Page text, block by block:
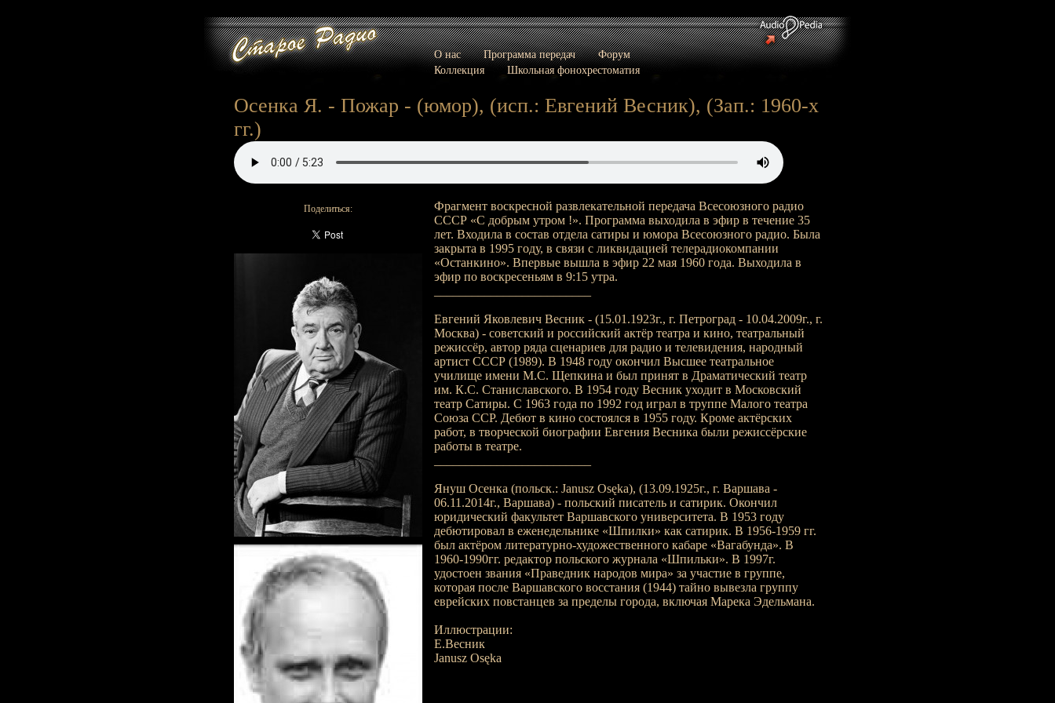
О нас Программа передач
Форум
Коллекция
Школьная фонохрестоматия
Осенка Я. - Пожар - (юмор), (исп.: Евгений Весник), (Зап.: 1960-х
гг.)
Поделиться:
Фрагмент воскресной развлекательной передача Всесоюзного радио
СССР «С добрым утром !». Программа выходила в эфир в течение 35
лет. Входила в состав отдела сатиры и юмора Всесоюзного радио. Была
закрыта в 1995 году, в связи с ликвидацией телерадиокомпании
«Останкино». Впервые вышла в эфир 22 мая 1960 года. Выходила в
эфир по воскресеньям в 9:15 утра.
Евгений Яковлевич Весник - (15.01.1923г., г. Петроград - 10.04.2009г., г.
Москва) - советский и российский актёр театра и кино, театральный
режиссёр, автор ряда сценариев для радио и телевидения, народный
артист СССР (1989). В 1948 году окончил Высшее театральное
училище имени М.С. Щепкина и был принят в Драматический театр
им. К.С. Станиславского. В 1954 году Весник уходит в Московский
театр Сатиры. С 1963 года по 1992 год играл в труппе Малого театра
Союза ССР. Дебют в кино состоялся в 1955 году. Кроме актёрских
работ, в творческой биографии Евгения Весника были режиссёрские
работы в театре.
Януш Осенка (польск.: Janusz Osęka), (13.09.1925г., г. Варшава -
06.11.2014г., Варшава) - польский писатель и сатирик. Окончил
юридический факультет Варшавского университета. В 1953 году
дебютировал в еженедельнике «Шпилки» как сатирик. В 1956-1959 гг.
был актёром литературно-художественного кабаре «Вагабунда». В
1960-1990гг. редактор польского журнала «Шпильки». В 1997г.
удостоен звания «Праведник народов мира» за участие в группе,
которая после Варшавского восстания (1944) тайно вывезла группу
еврейских повстанцев за пределы города, включая Марека Эдельмана.
Иллюстрации:
Е.Весник
Janusz Osęka